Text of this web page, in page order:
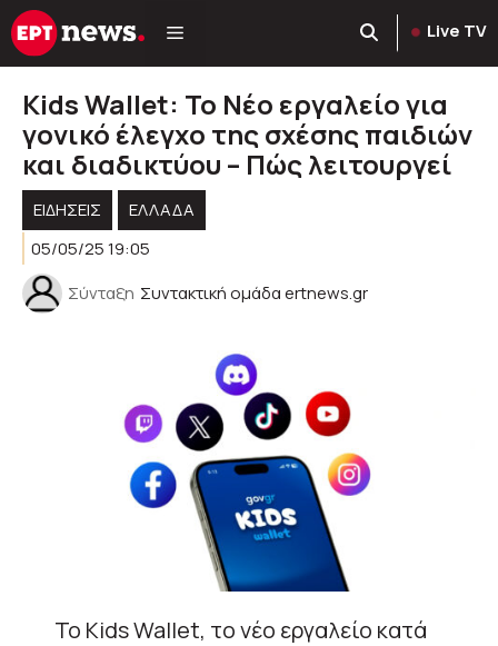
Μετάβαση
σε
Live TV
Kids Wallet: Το Νέο εργαλείο για
γονικό έλεγχο της σχέσης παιδιών
και διαδικτύου – Πώς λειτουργεί
ΕΙΔΗΣΕΙΣ
ΕΛΛΑΔΑ
05/05/25 19:05
Σύνταξη Συντακτική ομάδα ertnews.gr
To Kids Wallet, το νέο εργαλείο κατά